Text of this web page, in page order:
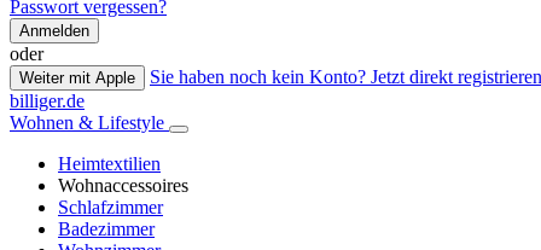
Passwort vergessen?
Anmelden
oder
Weiter mit Apple
Sie haben noch kein Konto? Jetzt direkt
billiger.de
Wohnen & Lifestyle
Heimtextilien
Wohnaccessoires
Schlafzimmer
Badezimmer